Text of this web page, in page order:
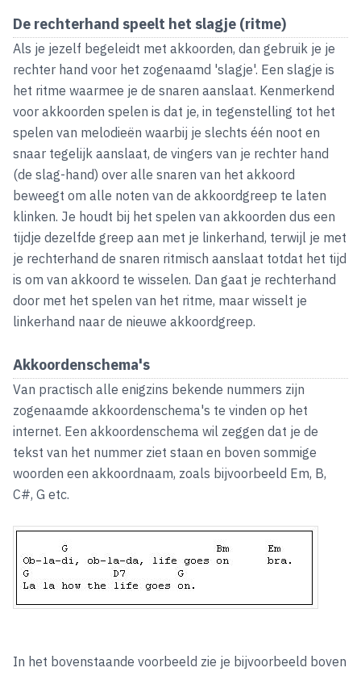
De rechterhand speelt het slagje (ritme)
Als je jezelf begeleidt met akkoorden, dan gebruik je je
rechter hand voor het zogenaamd 'slagje'. Een slagje is
het ritme waarmee je de snaren aanslaat. Kenmerkend
voor akkoorden spelen is dat je, in tegenstelling tot het
spelen van melodieën waarbij je slechts één noot en
snaar tegelijk aanslaat, de vingers van je rechter hand
(de slag-hand) over alle snaren van het akkoord
beweegt om alle noten van de akkoordgreep te laten
klinken. Je houdt bij het spelen van akkoorden dus een
tijdje dezelfde greep aan met je linkerhand, terwijl je met
je rechterhand de snaren ritmisch aanslaat totdat het tijd
is om van akkoord te wisselen. Dan gaat je rechterhand
door met het spelen van het ritme, maar wisselt je
linkerhand naar de nieuwe akkoordgreep.
Akkoordenschema's
Van practisch alle enigzins bekende nummers zijn
zogenaamde akkoordenschema's te vinden op het
internet. Een akkoordenschema wil zeggen dat je de
tekst van het nummer ziet staan en boven sommige
woorden een akkoordnaam, zoals bijvoorbeeld Em, B,
C#, G etc.
In het bovenstaande voorbeeld zie je bijvoorbeeld boven